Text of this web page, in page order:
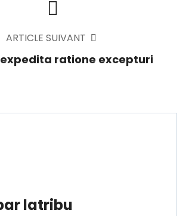
ARTICLE SUIVANT
ratione excepturi
latribu